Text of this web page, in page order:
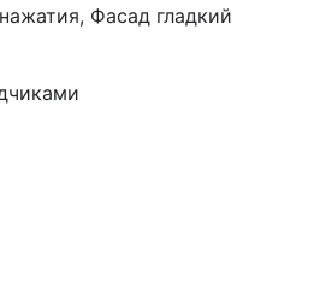
Фасад гладкий